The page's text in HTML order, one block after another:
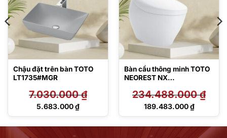
Chậu đặt trên bàn TOTO
LT1735#MGR
7.030.000₫
Giá
5.683.000₫
Giá
Bàn cầu thông minh TOTO
NEOREST NX
VR234.488.000₫
Giá
234.488.000 ₫.
189.483.000₫
Giá